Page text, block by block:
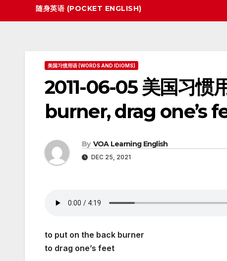
随身英语 (POCKET ENGLISH)
美国习惯用语 (WORDS AND IDIOMS)
2011-06-05 美国习
burner, drag one’s
By VOA Learning English
DEC 25, 2021
to put on the back burner
to drag one’s feet